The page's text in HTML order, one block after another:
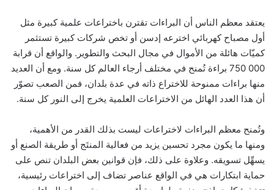
يعتقد معظم الناس أن البراءات تقترن باختراعات علمية كبيرة مثل
أول مصباح كهربائي اخترعه إدسن أو تخص شركات كبيرة تستثمر
كميّات هائلة من الأموال في مجال البحث والتطوير. والواقع أن قرابة
000 750 براءة تُمنح في مختلف أرجاء العالم كل سنة. ومع أن العديد
منها براءات ممنوحة للاختراع ذاته في عدة بلدان، فمن الصعب تصوّر
أن هذا العدد الهائل من الاختراعات العلمية يخرج إلى النور كل سنة.
وتُمنح معظم البراءات لاختراعات ليست بذلك القدر من الأهمية،
ومنها ما يكون مجرد تحسين يزيد من فعالية المنتَج أو طريقة الصنع أو
يسهِّل تسويقه. وعلاوة على ذلك، فإن قوانين بعض البلدان تنص على
حماية ابتكارات هي في الواقع عناصر تضاف إلى اختراعات رئيسية،